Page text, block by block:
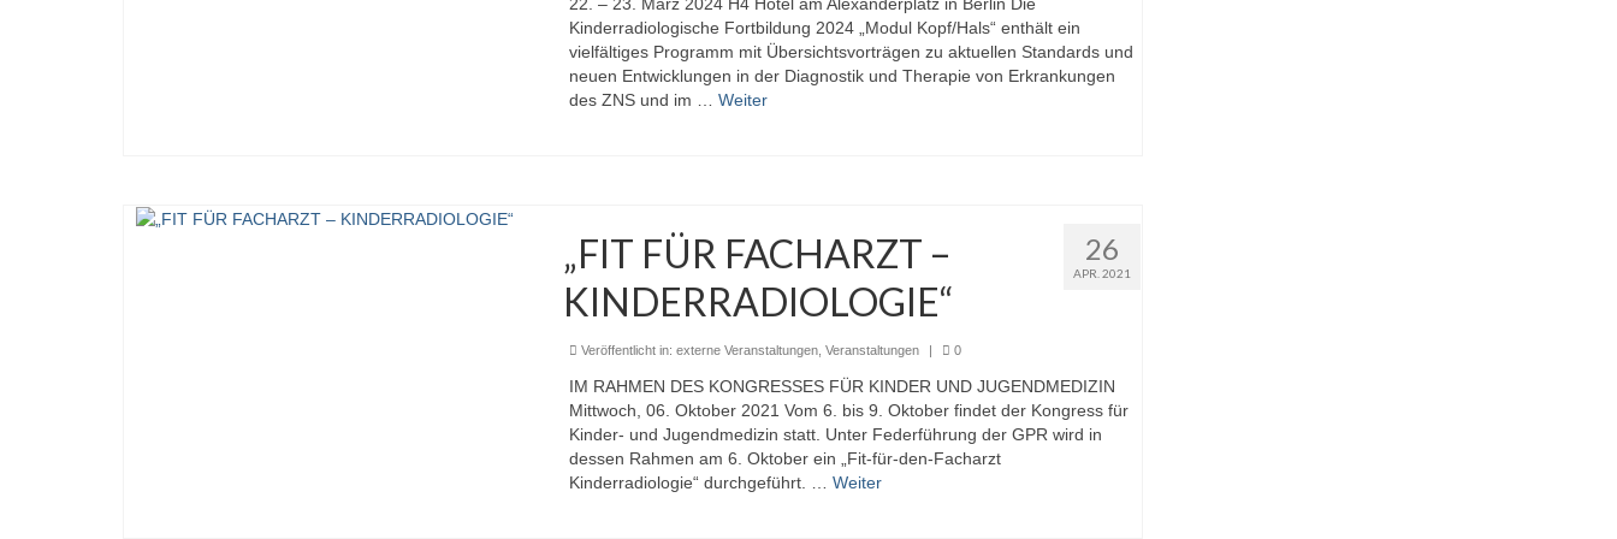
Kinderradiologische Fortbildung 2024 „Modul Kopf/Hals“ enthält ein
vielfältiges Programm mit Übersichtsvorträgen zu aktuellen Standards und
neuen Entwicklungen in der Diagnostik und Therapie von Erkrankungen
des ZNS und im … Weiter
26
APR. 2021
„FIT FÜR FACHARZT –
KINDERRADIOLOGIE“
Veröffentlicht in: externe Veranstaltungen, Veranstaltungen | 0
IM RAHMEN DES KONGRESSES FÜR KINDER UND JUGENDMEDIZIN
Mittwoch, 06. Oktober 2021 Vom 6. bis 9. Oktober findet der Kongress für
Kinder- und Jugendmedizin statt. Unter Federführung der GPR wird in
dessen Rahmen am 6. Oktober ein „Fit-für-den-Facharzt
Kinderradiologie“ durchgeführt. … Weiter